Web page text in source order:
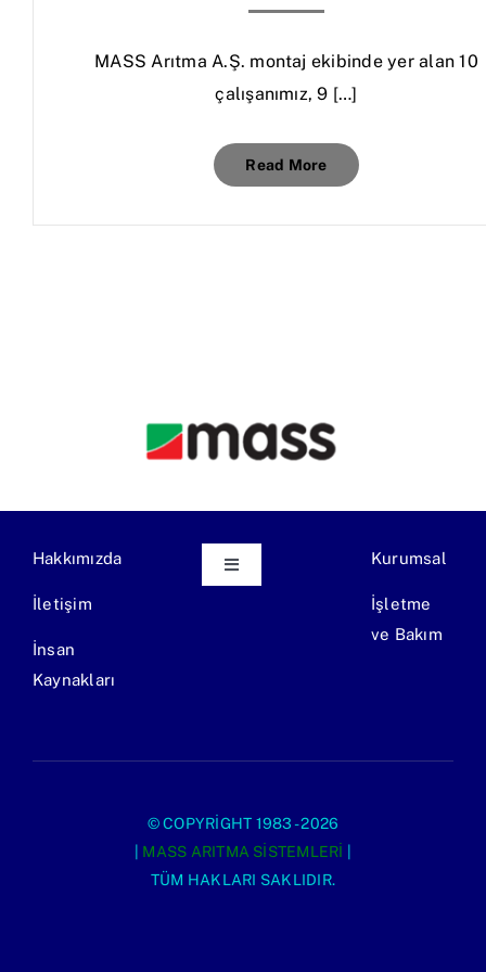
MASS Arıtma A.Ş. montaj ekibinde yer alan 10
çalışanımız, 9 […]
Read More
Hakkımızda
İletişim
İnsan
Kaynakları
Toggle
Navigation
Endüstriyel Atıksu Arıtma Tesisi
Evsel Atıksu Arıtma Tesisi
Kurumsal
İşletme
ve Bakım
© COPYRIGHT 1983 - 2026
MASS ARITMA SISTEMLERI
TÜM HAKLARI SAKLIDIR.